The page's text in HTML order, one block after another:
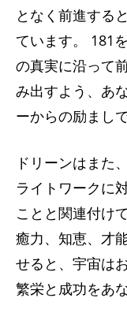
となく前進する
ています。 181
の真実に沿って
み出すよう、あ
ーからの励ましで
ドリーンはまた
ライトワークに
ことと関連付け
癒力、知恵、才
せると、宇宙は
繁栄と成功をあ